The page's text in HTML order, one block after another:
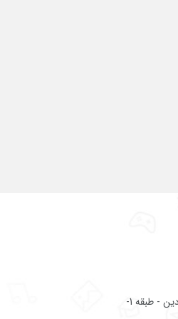
- طبقه 1-